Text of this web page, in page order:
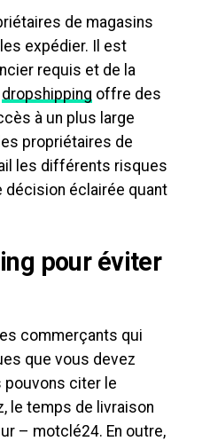
de magasins
expédier. Il est
requis et de la
dropshipping offre des
à un plus large
propriétaires de
les différents risques
décision éclairée quant
pour éviter
commerçants qui
que vous devez
pouvons citer le
le temps de livraison
– motclé24. En outre,